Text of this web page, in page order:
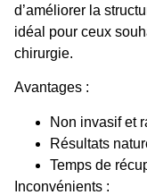
d’améliorer la
idéal pour ceux
chirurgie.
Avantages :
Non invasif et
Résultats
Temps de
Inconvénients :